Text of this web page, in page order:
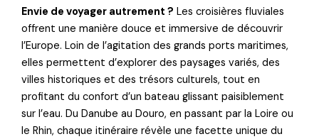
Envie de voyager autrement ? Les croisières fluviales
offrent une manière douce et immersive de découvrir
l’Europe. Loin de l’agitation des grands ports maritimes,
elles permettent d’explorer des paysages variés, des
villes historiques et des trésors culturels, tout en
profitant du confort d’un bateau glissant paisiblement
sur l’eau. Du Danube au Douro, en passant par la Loire ou
le Rhin, chaque itinéraire révèle une facette unique du